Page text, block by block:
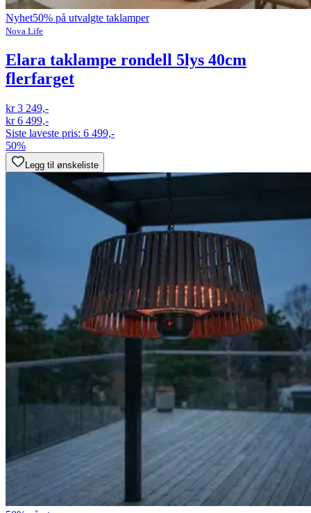
Nyhet50% på utvalgte taklamper
Nova Life
Elara taklampe rondell 5lys 40cm
flerfarget
kr 3 249,-
kr 6 499,-
Siste laveste pris: 6 499,-
50%
Legg til ønskeliste